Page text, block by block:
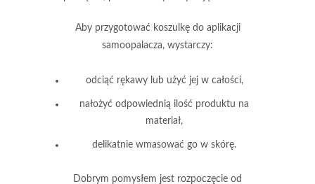
Aby przygotować koszulkę do aplikacji
samoopalacza, wystarczy:
odciąć rękawy lub użyć jej w całości,
nałożyć odpowiednią ilość produktu na
materiał,
delikatnie wmasować go w skórę.
Dobrym pomysłem jest rozpoczęcie od